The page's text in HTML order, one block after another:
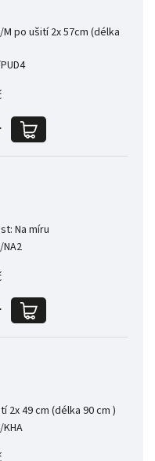
po ušití 2x 57cm (délka
Na míru
NA2
2x 49 cm (délka 90 cm )